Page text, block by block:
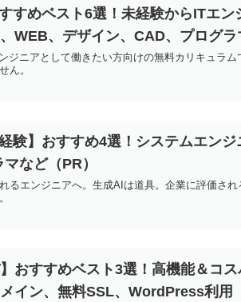
すめベスト6選！未経験からITエ
WEB、デザイン、CAD、プログラ
ジニアとして働きたい方向けの無料カリキュラ
ん。
験】おすすめ4選！システムエンジ
など（PR）
るエンジニアへ。生成AIは道具。企業に評価さ
】おすすめベスト3選！高機能＆コ
イン、無料SSL、WordPress利用